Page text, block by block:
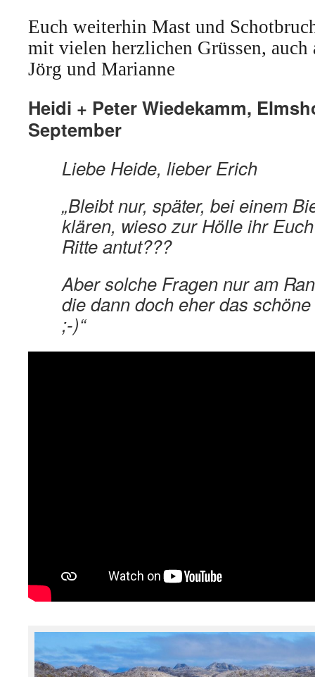
Euch weiterhin Mast und
mit vielen herzlichen Grüssen, auch
Jörg und Marianne
Heidi + Peter Wiedekamm,
September
Liebe Heide, lieber Erich
„Bleibt nur, später, bei einem
klären, wieso zur Hölle ihr
Ritte antut???
Aber solche Fragen nur am
die dann doch eher das
;-)“